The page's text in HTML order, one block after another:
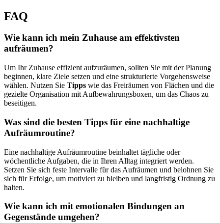
FAQ
Wie kann ich mein Zuhause am effektivsten
aufräumen?
Um Ihr Zuhause effizient aufzuräumen, sollten Sie mit der Planung
beginnen, klare Ziele setzen und eine strukturierte Vorgehensweise
wählen. Nutzen Sie Tipps wie das Freiräumen von Flächen und die
gezielte Organisation mit Aufbewahrungsboxen, um das Chaos zu
beseitigen.
Was sind die besten Tipps für eine nachhaltige
Aufräumroutine?
Eine nachhaltige Aufräumroutine beinhaltet tägliche oder
wöchentliche Aufgaben, die in Ihren Alltag integriert werden.
Setzen Sie sich feste Intervalle für das Aufräumen und belohnen Sie
sich für Erfolge, um motiviert zu bleiben und langfristig Ordnung zu
halten.
Wie kann ich mit emotionalen Bindungen an
Gegenstände umgehen?